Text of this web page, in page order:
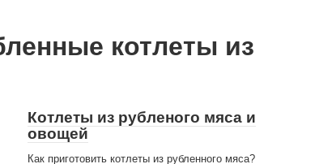
котлеты из
Котлеты из рубленого мяса и
овощей
Как приготовить котлеты из рубленного мяса?